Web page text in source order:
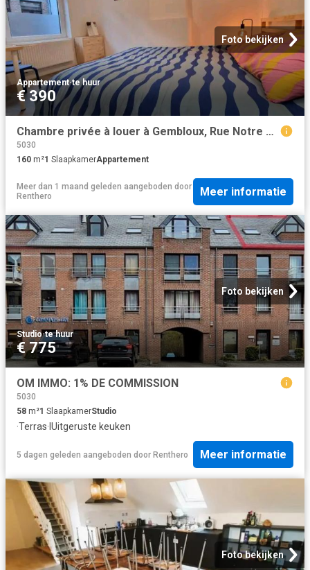
Foto bekijken
Appartement·te huur
€ 390
Chambre privée à louer à Gembloux, Rue Notre Dame
5030
160 m²1 SlaapkamerAppartement
Meer dan 1 maand geleden aangeboden door
Renthero
Meer informatie
Foto bekijken
Studio·te huur
€ 775
OM IMMO: 1% DE COMMISSION
5030
58 m²1 SlaapkamerStudio
·Terras· IUitgeruste keuken
5 dagen geleden aangeboden door Renthero Meer informatie
Foto bekijken